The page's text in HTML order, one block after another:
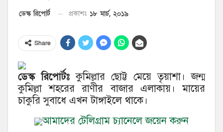
ডেস্ক রিপোর্ট প্রকাশঃ ১৮ মার্চ, ২০১৯
Share
ডেস্ক রিপোর্টঃ কুমিল্লার ছোট্ট মেয়ে তৃয়াশা। জন্ম
কুমিল্লা শহরের রাণীর বাজার এলাকায়। মায়ের
চাকুরি সুবাধে এখন টাঙ্গাইলে থাকে।
আমাদের টেলিগ্রাম চ্যানেলে জয়েন করুন